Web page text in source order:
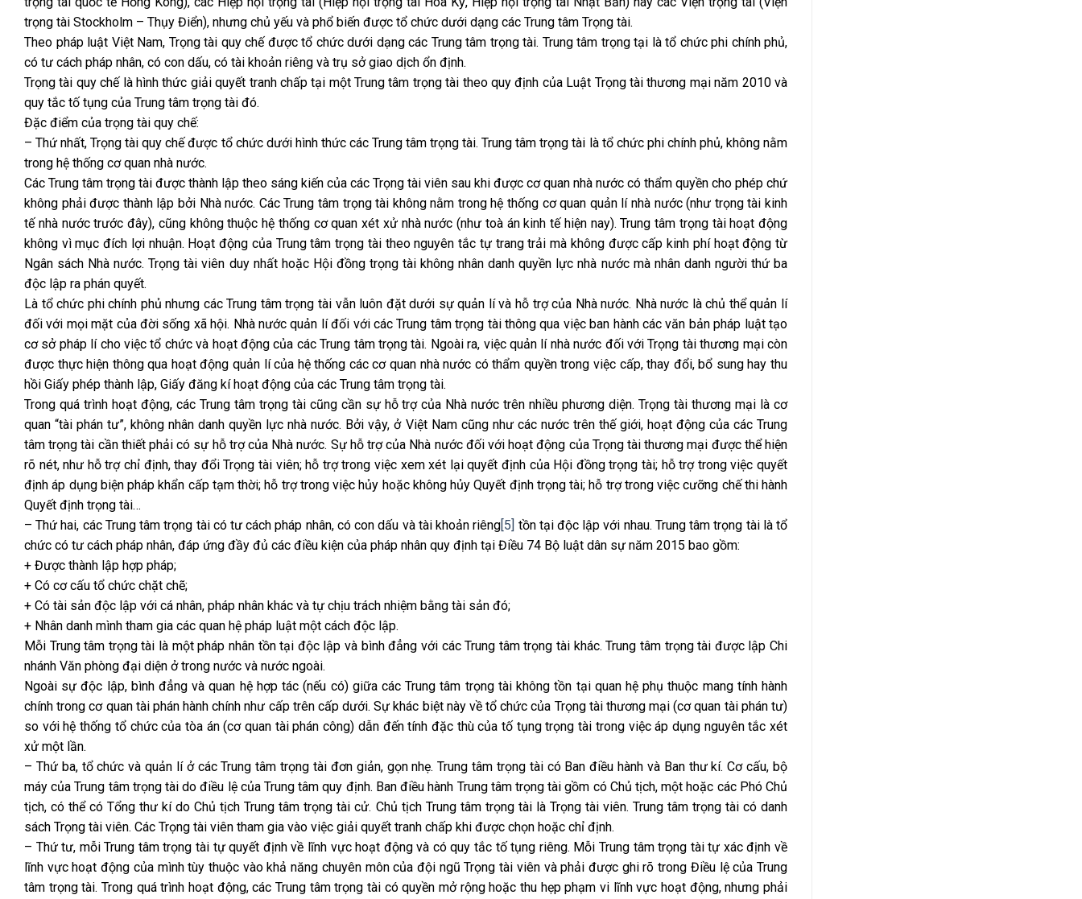
trọng tài Stockholm – Thụy Điển), nhưng chủ yếu và phổ biến được tổ chức dưới dạng các Trung tâm Trọng tài.
Theo pháp luật Việt Nam, Trọng tài quy chế được tổ chức dưới dạng các Trung tâm trọng tài. Trung tâm trọng tại là tổ chức phi chính phủ,
có tư cách pháp nhân, có con dấu, có tài khoản riêng và trụ sở giao dịch ổn định.
Trọng tài quy chế là hình thức giải quyết tranh chấp tại một Trung tâm trọng tài theo quy định của Luật Trọng tài thương mại năm 2010 và
quy tắc tố tụng của Trung tâm trọng tài đó.
Đặc điểm của trọng tài quy chế:
– Thứ nhất, Trọng tài quy chế được tổ chức dưới hình thức các Trung tâm trọng tài. Trung tâm trọng tài là tổ chức phi chính phủ, không nằm
trong hệ thống cơ quan nhà nước.
Các Trung tâm trọng tài được thành lập theo sáng kiến của các Trọng tài viên sau khi được cơ quan nhà nước có thẩm quyền cho phép chứ
không phải được thành lập bởi Nhà nước. Các Trung tâm trọng tài không nằm trong hệ thống cơ quan quản lí nhà nước (như trọng tài kinh
tế nhà nước trước đây), cũng không thuộc hệ thống cơ quan xét xử nhà nước (như toà án kinh tế hiện nay). Trung tâm trọng tài hoạt động
không vì mục đích lợi nhuận. Hoạt động của Trung tâm trọng tài theo nguyên tắc tự trang trải mà không được cấp kinh phí hoạt động từ
Ngân sách Nhà nước. Trọng tài viên duy nhất hoặc Hội đồng trọng tài không nhân danh quyền lực nhà nước mà nhân danh người thứ ba
độc lập ra phán quyết.
Là tổ chức phi chính phủ nhưng các Trung tâm trọng tài vẫn luôn đặt dưới sự quản lí và hỗ trợ của Nhà nước. Nhà nước là chủ thể quản lí
đối với mọi mặt của đời sống xã hội. Nhà nước quản lí đối với các Trung tâm trọng tài thông qua việc ban hành các văn bản pháp luật tạo
cơ sở pháp lí cho việc tổ chức và hoạt động của các Trung tâm trọng tài. Ngoài ra, việc quản lí nhà nước đối với Trọng tài thương mại còn
được thực hiện thông qua hoạt động quản lí của hệ thống các cơ quan nhà nước có thẩm quyền trong việc cấp, thay đổi, bổ sung hay thu
hồi Giấy phép thành lập, Giấy đăng kí hoạt động của các Trung tâm trọng tài.
Trong quá trình hoạt động, các Trung tâm trọng tài cũng cần sự hỗ trợ của Nhà nước trên nhiều phương diện. Trọng tài thương mại là cơ
quan “tài phán tư”, không nhân danh quyền lực nhà nước. Bởi vậy, ở Việt Nam cũng như các nước trên thế giới, hoạt động của các Trung
tâm trọng tài cần thiết phải có sự hỗ trợ của Nhà nước. Sự hỗ trợ của Nhà nước đối với hoạt động của Trọng tài thương mại được thể hiện
rõ nét, như hỗ trợ chỉ định, thay đổi Trọng tài viên; hỗ trợ trong việc xem xét lại quyết định của Hội đồng trọng tài; hỗ trợ trong việc quyết
định áp dụng biện pháp khẩn cấp tạm thời; hỗ trợ trong việc hủy hoặc không hủy Quyết định trọng tài; hỗ trợ trong việc cưỡng chế thi hành
Quyết định trọng tài…
– Thứ hai, các Trung tâm trọng tài có tư cách pháp nhân, có con dấu và tài khoản riêng[5] tồn tại độc lập với nhau. Trung tâm trọng tài là tổ
chức có tư cách pháp nhân, đáp ứng đầy đủ các điều kiện của pháp nhân quy định tại Điều 74 Bộ luật dân sự năm 2015 bao gồm:
+ Được thành lập hợp pháp;
+ Có cơ cấu tổ chức chặt chẽ;
+ Có tài sản độc lập với cá nhân, pháp nhân khác và tự chịu trách nhiệm bằng tài sản đó;
+ Nhân danh mình tham gia các quan hệ pháp luật một cách độc lập.
Mỗi Trung tâm trọng tài là một pháp nhân tồn tại độc lập và bình đẳng với các Trung tâm trọng tài khác. Trung tâm trọng tài được lập Chi
nhánh Văn phòng đại diện ở trong nước và nước ngoài.
Ngoài sự độc lập, bình đẳng và quan hệ hợp tác (nếu có) giữa các Trung tâm trọng tài không tồn tại quan hệ phụ thuộc mang tính hành
chính trong cơ quan tài phán hành chính như cấp trên cấp dưới. Sự khác biệt này về tổ chức của Trọng tài thương mại (cơ quan tài phán tư)
so với hệ thống tổ chức của tòa án (cơ quan tài phán công) dẫn đến tính đặc thù của tố tụng trọng tài trong việc áp dụng nguyên tắc xét
xử một lần.
– Thứ ba, tổ chức và quản lí ở các Trung tâm trọng tài đơn giản, gọn nhẹ. Trung tâm trọng tài có Ban điều hành và Ban thư kí. Cơ cấu, bộ
máy của Trung tâm trọng tài do điều lệ của Trung tâm quy định. Ban điều hành Trung tâm trọng tài gồm có Chủ tịch, một hoặc các Phó Chủ
tịch, có thể có Tổng thư kí do Chủ tịch Trung tâm trọng tài cử. Chủ tịch Trung tâm trọng tài là Trọng tài viên. Trung tâm trọng tài có danh
sách Trọng tài viên. Các Trọng tài viên tham gia vào việc giải quyết tranh chấp khi được chọn hoặc chỉ định.
– Thứ tư, mỗi Trung tâm trọng tài tự quyết định về lĩnh vực hoạt động và có quy tắc tố tụng riêng. Mỗi Trung tâm trọng tài tự xác định về
lĩnh vực hoạt động của mình tùy thuộc vào khả năng chuyên môn của đội ngũ Trọng tài viên và phải được ghi rõ trong Điều lệ của Trung
tâm trọng tài. Trong quá trình hoạt động, các Trung tâm trọng tài có quyền mở rộng hoặc thu hẹp phạm vi lĩnh vực hoạt động, nhưng phải